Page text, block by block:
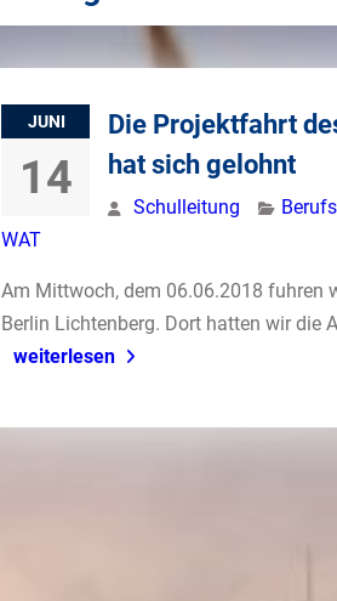
JUNI
14
Die Projektfahrt
hat sich gelohnt
Schulleitung
WAT
Am Mittwoch, dem 06.06.2018 fuhren
Berlin Lichtenberg. Dort hatten wir die
weiterlesen